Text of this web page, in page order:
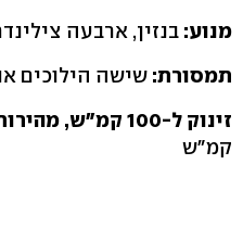
מנוע: בנזין, ארבעה צילינדרים בנפח
תמסורת: שישה הילוכים
זינוק ל-100 קמ"ש, מהירות מרבית:
קמ"ש